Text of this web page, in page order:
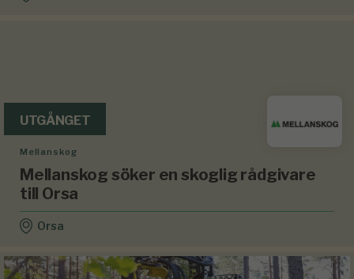
UTGÅNGET
Mellanskog
Mellanskog söker en skoglig rådgivare
till Orsa
Orsa